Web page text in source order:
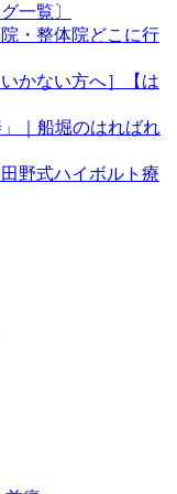
一覧〕
・整体院どこに行
かない方へ］【は
｜船堀のはればれ
野式ハイボルト療